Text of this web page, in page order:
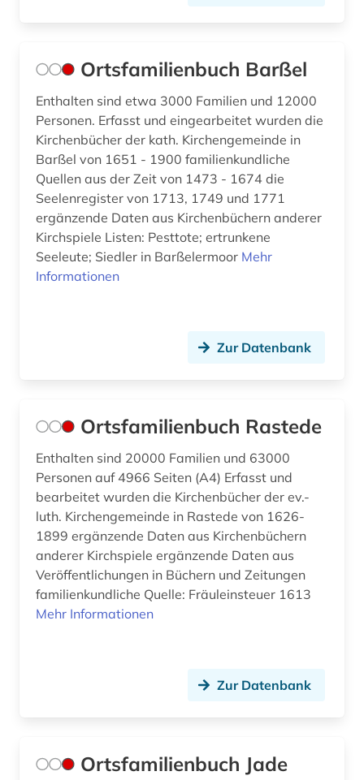
Ortsfamilienbuch Barßel
Enthalten sind etwa 3000 Familien und 12000
Personen. Erfasst und eingearbeitet wurden die
Kirchenbücher der kath. Kirchengemeinde in
Barßel von 1651 - 1900 familienkundliche
Quellen aus der Zeit von 1473 - 1674 die
Seelenregister von 1713, 1749 und 1771
ergänzende Daten aus Kirchenbüchern anderer
Kirchspiele Listen: Pesttote; ertrunkene
Seeleute; Siedler in Barßelermoor Mehr
Informationen
Zur Datenbank
Ortsfamilienbuch Rastede
Enthalten sind 20000 Familien und 63000
Personen auf 4966 Seiten (A4) Erfasst und
bearbeitet wurden die Kirchenbücher der ev.-
luth. Kirchengemeinde in Rastede von 1626-
1899 ergänzende Daten aus Kirchenbüchern
anderer Kirchspiele ergänzende Daten aus
Veröffentlichungen in Büchern und Zeitungen
familienkundliche Quelle: Fräuleinsteuer 1613
Mehr Informationen
Zur Datenbank
Ortsfamilienbuch Jade